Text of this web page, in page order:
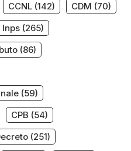
CCNL (142) CDM (70)
(265)
(86)
(59)
CPB (54)
(251)